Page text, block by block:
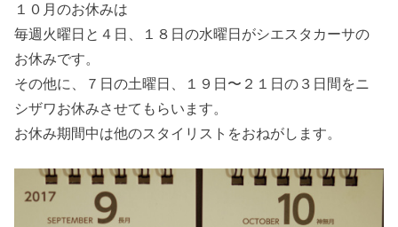
１０月のお休みは
毎週火曜日と４日、１８日の水曜日がシエスタカーサの
お休みです。
その他に、７日の土曜日、１９日〜２１日の３日間をニ
シザワお休みさせてもらいます。
お休み期間中は他のスタイリストをおねがします。